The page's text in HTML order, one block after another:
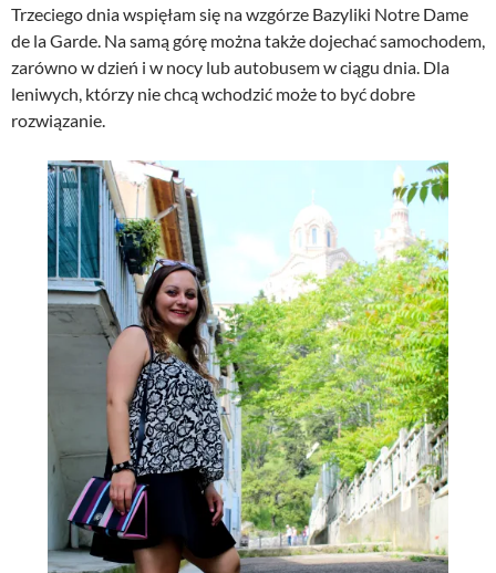
Trzeciego dnia wspięłam się na wzgórze Bazyliki Notre Dame
de la Garde. Na samą górę można także dojechać samochodem,
zarówno w dzień i w nocy lub autobusem w ciągu dnia. Dla
leniwych, którzy nie chcą wchodzić może to być dobre
rozwiązanie.